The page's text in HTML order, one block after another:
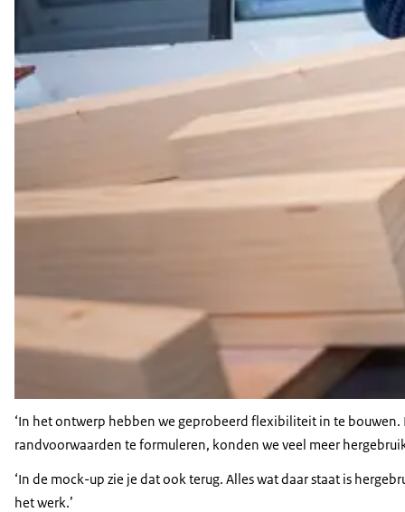
‘In het ontwerp hebben we geprobeerd flexibiliteit in te
randvoorwaarden te formuleren, konden we veel meer
‘In de mock-up zie je dat ook terug. Alles wat daar staat is
het werk.’